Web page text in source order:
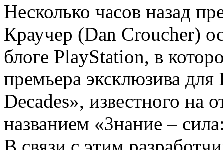
Несколько часов назад
Краучер (Dan Croucher)
блоге PlayStation, в
премьера эксклюзива
Decades», известного на
названием «Знание –
В связи с этим